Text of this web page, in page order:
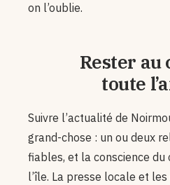
on l’oublie.
Rester au
toute
Suivre l’actualité de
grand-chose : un ou deux
fiables, et la conscience du
l’île. La presse locale et